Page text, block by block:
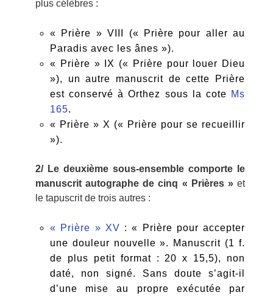
plus célèbres :
« Prière » VIII (« Prière pour aller au
Paradis avec les ânes »).
« Prière » IX (« Prière pour louer Dieu
»), un autre manuscrit de cette Prière
est conservé à Orthez sous la cote Ms
165.
« Prière » X (« Prière pour se recueillir
»).
2/ Le deuxième sous-ensemble comporte le
manuscrit autographe de cinq « Prières »et
le tapuscrit de trois autres :
« Prière » XV : « Prière pour accepter
une douleur nouvelle ». Manuscrit (1 f.
de plus petit format : 20 x 15,5), non
daté, non signé. Sans doute s’agit-il
d’une mise au propre exécutée par